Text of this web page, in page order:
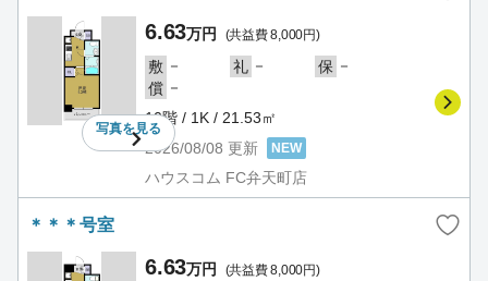
写真を見る
6.63万円 (共益費 8,000円)
敷 － 礼 － 保 －
償 －
10階 / 1K / 21.53㎡
2026/08/08 更新 NEW
ハウスコム FC弁天町店
＊＊＊号室
6.63万円 (共益費 8,000円)